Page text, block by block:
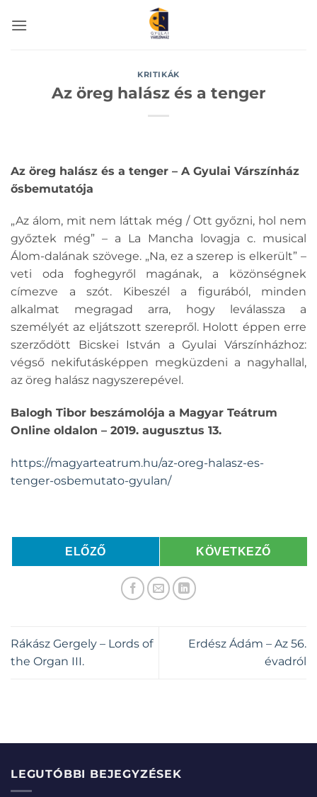
KRITIKÁK
Az öreg halász és a tenger
Az öreg halász és a tenger – A Gyulai Várszínház
ősbemutatója
„Az álom, mit nem láttak még / Ott győzni, hol nem
győztek még” – a La Mancha lovagja c. musical
Álom-dalának szövege. „Na, ez a szerep is elkerült” –
veti oda foghegyről magának, a közönségnek
címezve a szót. Kibeszél a figurából, minden
alkalmat megragad arra, hogy leválassza a
személyét az eljátszott szerepről. Holott éppen erre
szerződött Bicskei István a Gyulai Várszínházhoz:
végső nekifutásképpen megküzdeni a nagyhallal,
az öreg halász nagyszerepével.
Balogh Tibor beszámolója a Magyar Teátrum
Online oldalon – 2019. augusztus 13.
https://magyarteatrum.hu/az-oreg-halasz-es-
tenger-osbemutato-gyulan/
ELŐZŐ KÖVETKEZŐ
Rákász Gergely – Lords of
the Organ III.
Erdész Ádám – Az 56.
évadról
LEGUTÓBBI BEJEGYZÉSEK